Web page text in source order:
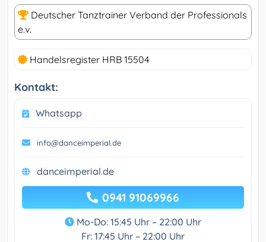
Deutscher Tanztrainer Verband der Professionals
e.v.
Handelsregister HRB 15504
Kontakt:
Whatsapp
info@danceimperial.de
danceimperial.de
0941 91069966
Mo-Do: 15:45 Uhr – 22:00 Uhr
Fr: 17:45 Uhr – 22:00 Uhr